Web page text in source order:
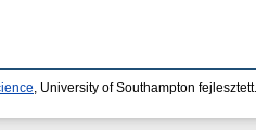
, University of Southampton fejlesztett.